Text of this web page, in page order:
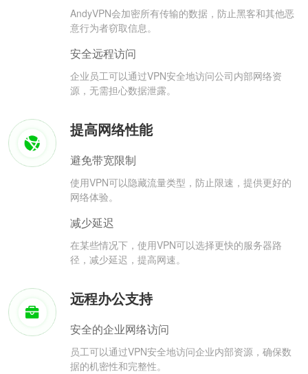
AndyVPN会加密所有传输的数据，防止黑客和其他恶
意行为者窃取信息。
安全远程访问
企业员工可以通过VPN安全地访问公司内部网络资
源，无需担心数据泄露。
提高网络性能
避免带宽限制
使用VPN可以隐藏流量类型，防止限速，提供更好的
网络体验。
减少延迟
在某些情况下，使用VPN可以选择更快的服务器路
径，减少延迟，提高网速。
远程办公支持
安全的企业网络访问
员工可以通过VPN安全地访问企业内部资源，确保数
据的机密性和完整性。